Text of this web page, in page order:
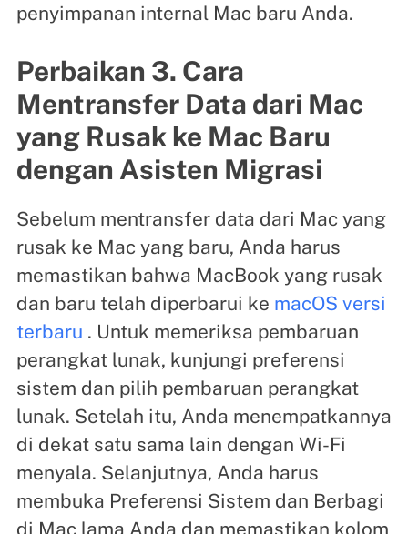
penyimpanan internal Mac baru Anda.
Perbaikan 3. Cara
Mentransfer Data dari Mac
yang Rusak ke Mac Baru
dengan Asisten Migrasi
Sebelum mentransfer data dari Mac yang
rusak ke Mac yang baru, Anda harus
memastikan bahwa MacBook yang rusak
dan baru telah diperbarui ke macOS versi
terbaru . Untuk memeriksa pembaruan
perangkat lunak, kunjungi preferensi
sistem dan pilih pembaruan perangkat
lunak. Setelah itu, Anda menempatkannya
di dekat satu sama lain dengan Wi-Fi
menyala. Selanjutnya, Anda harus
membuka Preferensi Sistem dan Berbagi
di Mac lama Anda dan memastikan kolom